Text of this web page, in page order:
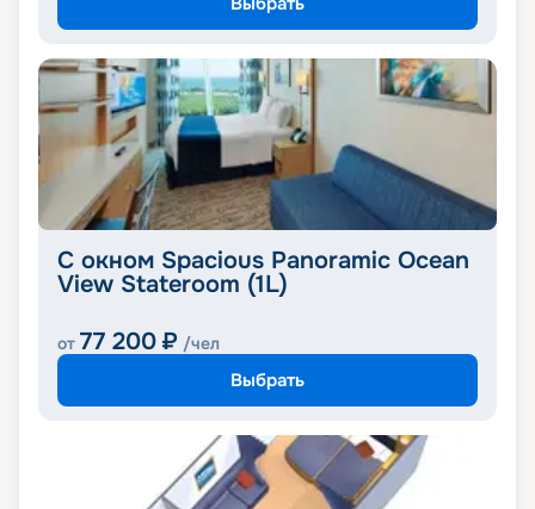
С окном Spacious Panoramic Ocean
View Stateroom (1L)
от 77 200 ₽ /чел
Выбрать